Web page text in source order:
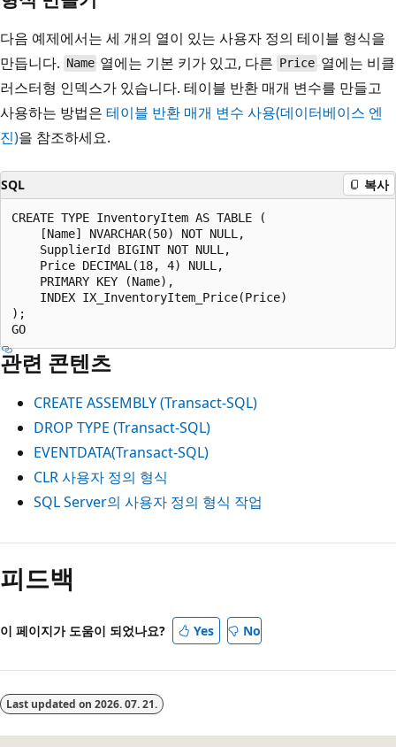
다음 예제에서는 세 개의 열이 있는 사용자 정의 테이블 형식을
만듭니다. Name 열에는 기본 키가 있고, 다른 Price열에는 비클
러스터형 인덱스가 있습니다. 테이블 반환 매개 변수를 만들고
사용하는 방법은 테이블 반환 매개 변수 사용(데이터베이스 엔
진)을 참조하세요.
SQL 복사
CREATE TYPE InventoryItem AS TABLE (
    [Name] NVARCHAR(50) NOT NULL,
    SupplierId BIGINT NOT NULL,
    Price DECIMAL(18, 4) NULL,
    PRIMARY KEY (Name),
    INDEX IX_InventoryItem_Price(Price)
);
관련 콘텐츠
CREATE ASSEMBLY (Transact-SQL)
DROP TYPE (Transact-SQL)
EVENTDATA(Transact-SQL)
CLR 사용자 정의 형식
SQL Server의 사용자 정의 형식 작업
피드백
이 페이지가 도움이 되었나요? Yes No
Last updated on 2026. 07. 21.